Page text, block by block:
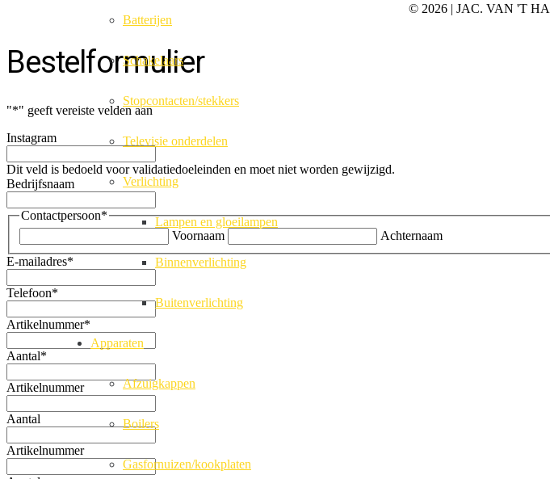
Batterijen
Schakelaars
Stopcontacten/stekkers
Televisie onderdelen
Verlichting
Lampen en gloeilampen
Binnenverlichting
Buitenverlichting
Apparaten
Afzuigkappen
Boilers
Gasfornuizen/kookplaten
© 2026 | JAC. VAN 'T
Bestelformulier
"*" geeft vereiste velden aan
Instagram
Dit veld is bedoeld voor validatiedoeleinden en moet niet worden gewijzigd.
Bedrijfsnaam
Contactpersoon*
Voornaam
Achternaam
E-mailadres*
Telefoon*
Artikelnummer*
Aantal*
Artikelnummer
Aantal
Artikelnummer